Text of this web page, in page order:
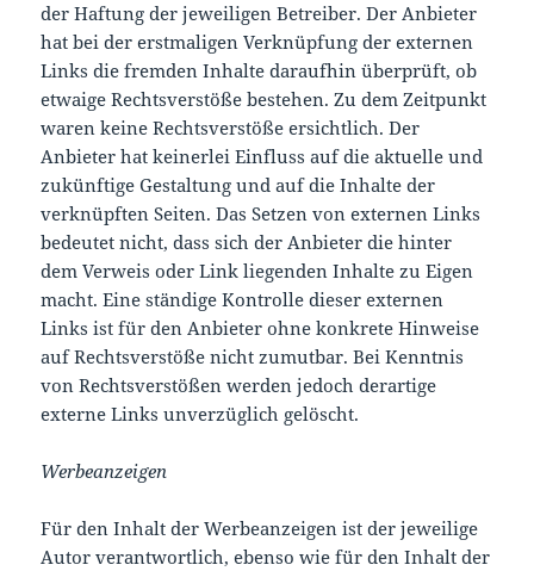
der Haftung der jeweiligen Betreiber. Der Anbieter
hat bei der erstmaligen Verknüpfung der externen
Links die fremden Inhalte daraufhin überprüft, ob
etwaige Rechtsverstöße bestehen. Zu dem Zeitpunkt
waren keine Rechtsverstöße ersichtlich. Der
Anbieter hat keinerlei Einfluss auf die aktuelle und
zukünftige Gestaltung und auf die Inhalte der
verknüpften Seiten. Das Setzen von externen Links
bedeutet nicht, dass sich der Anbieter die hinter
dem Verweis oder Link liegenden Inhalte zu Eigen
macht. Eine ständige Kontrolle dieser externen
Links ist für den Anbieter ohne konkrete Hinweise
auf Rechtsverstöße nicht zumutbar. Bei Kenntnis
von Rechtsverstößen werden jedoch derartige
externe Links unverzüglich gelöscht.
Werbeanzeigen
Für den Inhalt der Werbeanzeigen ist der jeweilige
Autor verantwortlich, ebenso wie für den Inhalt der